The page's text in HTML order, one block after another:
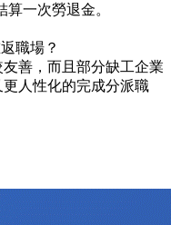
一次勞退金。
職場？
善，而且部分缺工企業
人性化的完成分派職